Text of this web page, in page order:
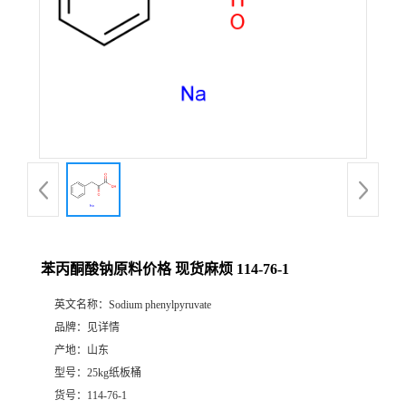
苯丙酮酸钠原料价格 现货麻烦 114-76-1
英文名称： Sodium phenylpyruvate
品牌：
见详情
产地： 山东
型号： 25kg纸板桶
货号： 114-76-1